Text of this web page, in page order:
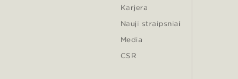
Karjera
Nauji straipsniai
Media
CSR